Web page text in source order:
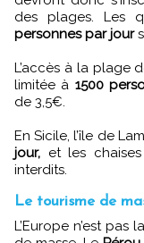
des plages. Les
personnes par jour
L’accès à la plage
limitée à 1500
de 3,5€.
En Sicile, l’île de
jour, et les
interdits.
Le tourisme de
L’Europe n’est pas la seule zone à réagir face au tourisme